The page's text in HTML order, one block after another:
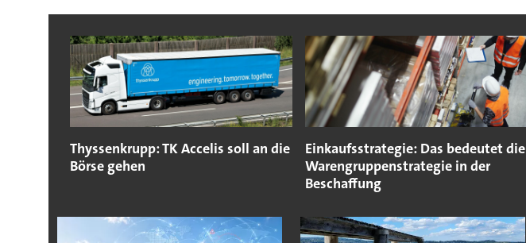
Thyssenkrupp: TK Accelis soll an die
Börse gehen
Einkaufsstrategie: Das bedeutet die
Warengruppenstrategie in der
Beschaffung